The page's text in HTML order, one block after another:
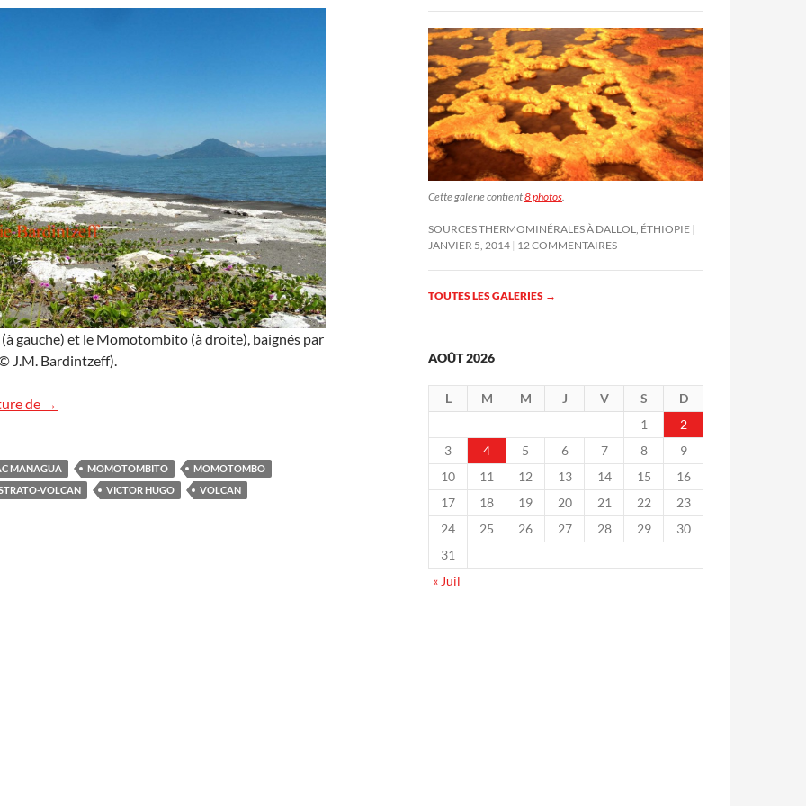
gauche) et le Momotombito (à droite), baignés par
J.M. Bardintzeff).
de Momotombo et Momotombito
→
MANAGUA MOMOTOMBITO
MOMOTOMBO
VOLCAN
VICTOR HUGO VOLCAN
Cette galerie contient8 photos
SOURCES THERMOMINÉRALES À DALLOL, ÉTHIOPIE
JANVIER 5, 2014 12 COMMENTAIRES
TOUTES LES GALERIES →
AOÛT 2026
L M M J V S
D
1
2
3
4 5 6 7 8
9
10
11 12 13 14 15
16
17
18 19 20 21 22
23
24
25 26 27 28 29
30
31
« Juil